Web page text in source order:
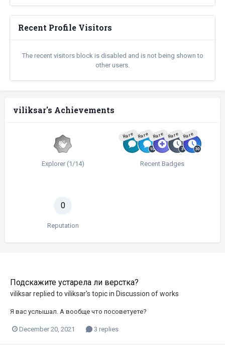
Recent Profile Visitors
The recent visitors block is disabled and is not being shown to
other users.
viliksar's Achievements
Explorer (1/14)
Rare Rare Rare Rare Rare
Recent Badges
0
Reputation
Подскажите устарела ли верстка?
viliksarreplied to viliksar's topic in Discussion of works
Я вас услышал. А вообще что посоветуете?
December 20, 2021 3 replies